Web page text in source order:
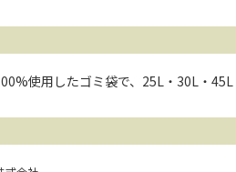
使用したゴミ袋で、25L・30L・